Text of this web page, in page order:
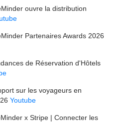
ouvre la distribution
Partenaires Awards 2026
de Réservation d'Hôtels
sur les voyageurs en
Youtube
x Stripe | Connecter les